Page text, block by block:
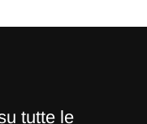
tutte le